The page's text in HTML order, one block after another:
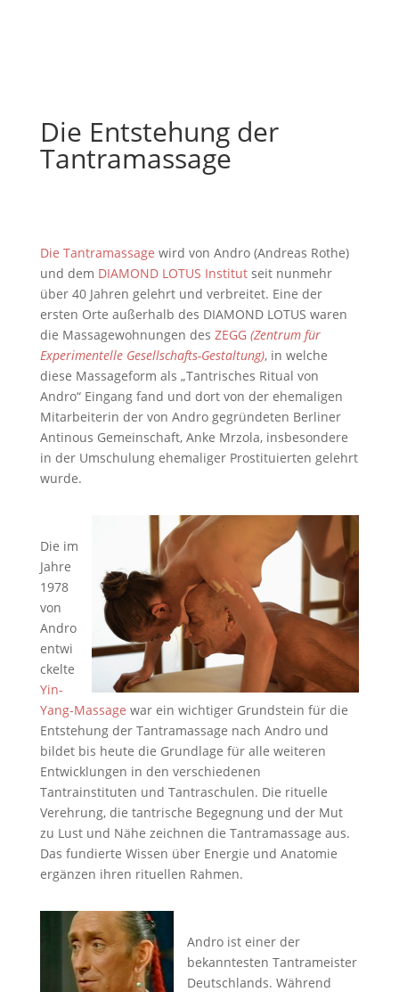
Die Entstehung der
Tantramassage
Die Tantramassage wird von Andro (Andreas Rothe)
und dem DIAMOND LOTUS Institutseit nunmehr
über 40 Jahren gelehrt und verbreitet. Eine der
ersten Orte außerhalb des DIAMOND LOTUS waren
die Massagewohnungen des ZEGG (Zentrum für
Experimentelle Gesellschafts-Gestaltung), in welche
diese Massageform als „Tantrisches Ritual von
Andro“ Eingang fand und dort von der ehemaligen
Mitarbeiterin der von Andro gegründeten Berliner
Antinous Gemeinschaft, Anke Mrzola, insbesondere
in der Umschulung ehemaliger Prostituierten gelehrt
wurde.
Die im
Jahre
1978
von
Andro
entwi
ckelte
Yin-
Yang-Massage war ein wichtiger Grundstein für die
Entstehung der Tantramassage nach Andro und
bildet bis heute die Grundlage für alle weiteren
Entwicklungen in den verschiedenen
Tantrainstituten und Tantraschulen. Die rituelle
Verehrung, die tantrische Begegnung und der Mut
zu Lust und Nähe zeichnen die Tantramassage aus.
Das fundierte Wissen über Energie und Anatomie
ergänzen ihren rituellen Rahmen.
Andro ist einer der
bekanntesten Tantrameister
Deutschlands. Während